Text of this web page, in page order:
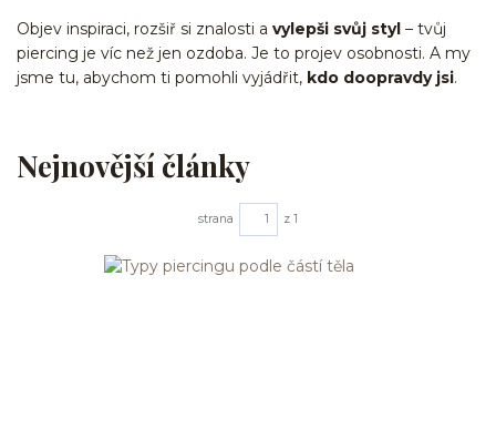
Objev inspiraci, rozšiř si znalosti a vylepši svůj styl – tvůj
piercing je víc než jen ozdoba. Je to projev osobnosti. A my
jsme tu, abychom ti pomohli vyjádřit, kdo doopravdy jsi.
Nejnovější články
strana z 1